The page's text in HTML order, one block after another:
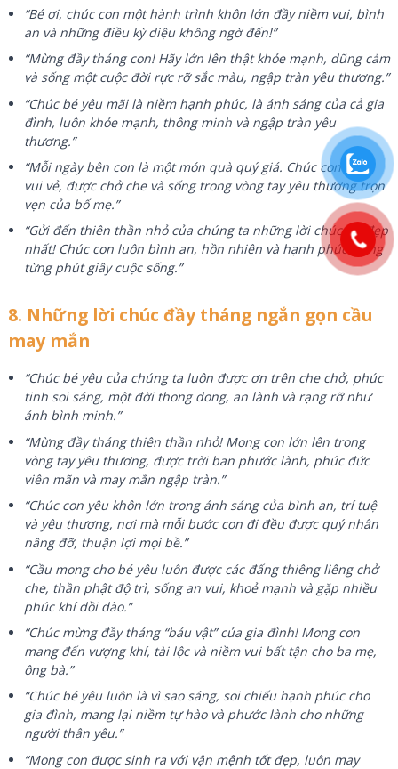
“Bé ơi, chúc con một hành trình khôn lớn đầy niềm vui, bình
an và những điều kỳ diệu không ngờ đến!”
“Mừng đầy tháng con! Hãy lớn lên thật khỏe mạnh, dũng cảm
và sống một cuộc đời rực rỡ sắc màu, ngập tràn yêu thương.”
“Chúc bé yêu mãi là niềm hạnh phúc, là ánh sáng của cả gia
đình, luôn khỏe mạnh, thông minh và ngập tràn yêu
thương.”
“Mỗi ngày bên con là một món quà quý giá. Chúc con luôn
vui vẻ, được chở che và sống trong vòng tay yêu thương trọn
vẹn của bố mẹ.”
“Gửi đến thiên thần nhỏ của chúng ta những lời chúc tốt đẹp
nhất! Chúc con luôn bình an, hồn nhiên và hạnh phúc trong
từng phút giây cuộc sống.”
8. Những lời chúc đầy tháng ngắn gọn cầu
may mắn
“Chúc bé yêu của chúng ta luôn được ơn trên che chở, phúc
tinh soi sáng, một đời thong dong, an lành và rạng rỡ như
ánh bình minh.”
“Mừng đầy tháng thiên thần nhỏ! Mong con lớn lên trong
vòng tay yêu thương, được trời ban phước lành, phúc đức
viên mãn và may mắn ngập tràn.”
“Chúc con yêu khôn lớn trong ánh sáng của bình an, trí tuệ
và yêu thương, nơi mà mỗi bước con đi đều được quý nhân
nâng đỡ, thuận lợi mọi bề.”
“Cầu mong cho bé yêu luôn được các đấng thiêng liêng chở
che, thần phật độ trì, sống an vui, khoẻ mạnh và gặp nhiều
phúc khí dồi dào.”
“Chúc mừng đầy tháng “báu vật” của gia đình! Mong con
mang đến vượng khí, tài lộc và niềm vui bất tận cho ba mẹ,
ông bà.”
“Chúc bé yêu luôn là vì sao sáng, soi chiếu hạnh phúc cho
gia đình, mang lại niềm tự hào và phước lành cho những
người thân yêu.”
“Mong con được sinh ra với vận mệnh tốt đẹp, luôn may